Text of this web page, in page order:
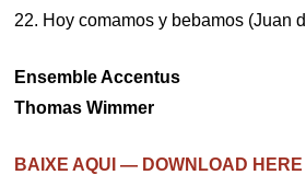
22. Hoy comamos y bebamos (Juan
Ensemble Accentus
Thomas Wimmer
BAIXE AQUI — DOWNLOAD HERE